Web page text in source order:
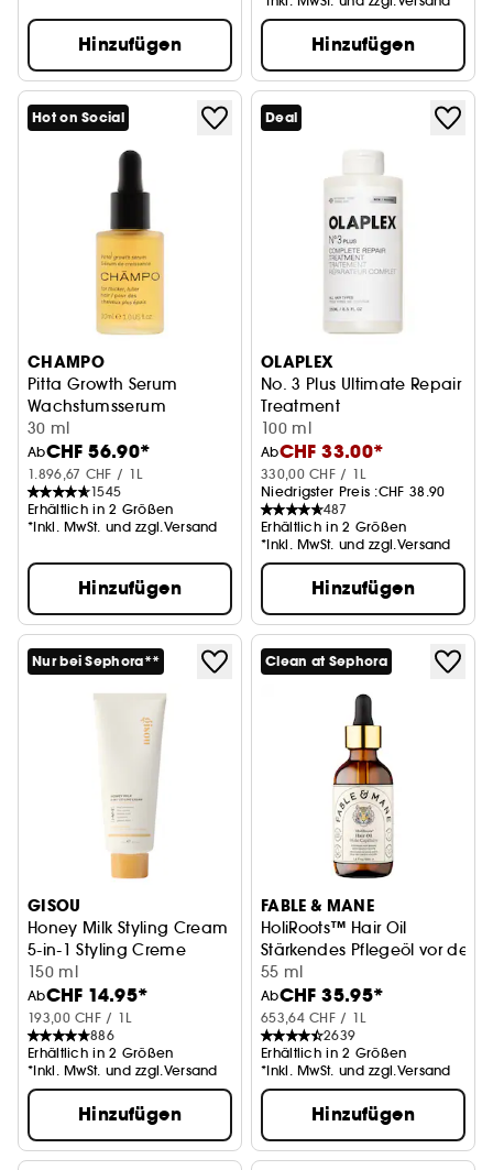
Hinzufügen Hinzufügen
Hot on Social
CHAMPO
Pitta Growth Serum
Wachstumsserum
30 ml
AbCHF 56.90*
1.896,67 CHF / 1L
1545
Erhältlich in 2 Größen
*Inkl. MwSt. und zzgl.Versand
Hinzufügen
Deal
OLAPLEX
No. 3 Plus Ultimate Repair
Treatment
Reparierende Pflege für
100 ml
AbCHF 33.00*
330,00 CHF / 1L
Niedrigster Preis :CHF 38.90
487
Erhältlich in 2 Größen
*Inkl. MwSt. und zzgl.Versand
Hinzufügen
Nur bei Sephora**
GISOU
Honey Milk Styling Cream
5-in-1 Styling Creme
150 ml
AbCHF 14.95*
193,00 CHF / 1L
886
Erhältlich in 2 Größen
*Inkl. MwSt. und zzgl.Versand
Hinzufügen
Clean at Sephora
FABLE & MANE
HoliRoots™ Hair Oil
Stärkendes Pflegeöl vor dem
55 ml
AbCHF 35.95*
653,64 CHF / 1L
2639
Erhältlich in 2 Größen
*Inkl. MwSt. und zzgl.Versand
Hinzufügen